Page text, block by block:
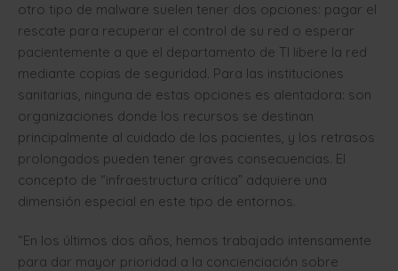
otro tipo de malware suelen tener dos opciones: pagar el
rescate para recuperar el control de su red o esperar
pacientemente a que el departamento de TI libere la red
mediante copias de seguridad. Para las instituciones
sanitarias, ninguna de estas opciones es alentadora: son
organizaciones donde los recursos se destinan
principalmente al cuidado de los pacientes, y los retrasos
prolongados pueden tener graves consecuencias. El
concepto de “infraestructura crítica” adquiere una
dimensión especial en este tipo de entornos.
“En los últimos dos años, hemos trabajado intensamente
para dar mayor prioridad a la concienciación sobre